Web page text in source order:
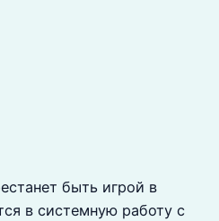
быть игрой в
в системную работу с